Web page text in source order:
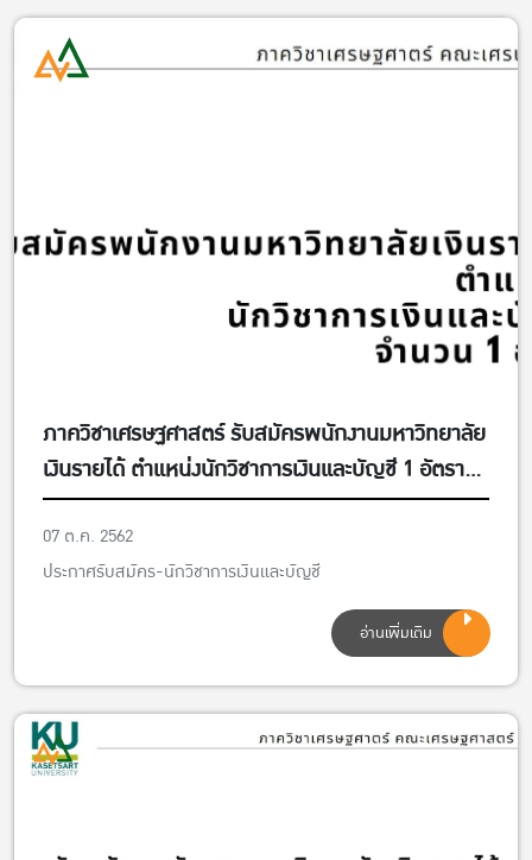
ภาควิชาเศรษฐศาสตร์ รับสมัครพนักงานมหาวิทยาลัย
เงินรายได้ ตำแหน่งนักวิชาการเงินและบัญชี 1 อัตรา
ตั้งแต่บัดนี้จนถึงวันอังคารที่ 22 ตุลาคม 2562
07 ต.ค. 2562
ประกาศรับสมัคร-นักวิชาการเงินและบัญชี
อ่านเพิ่มเติม